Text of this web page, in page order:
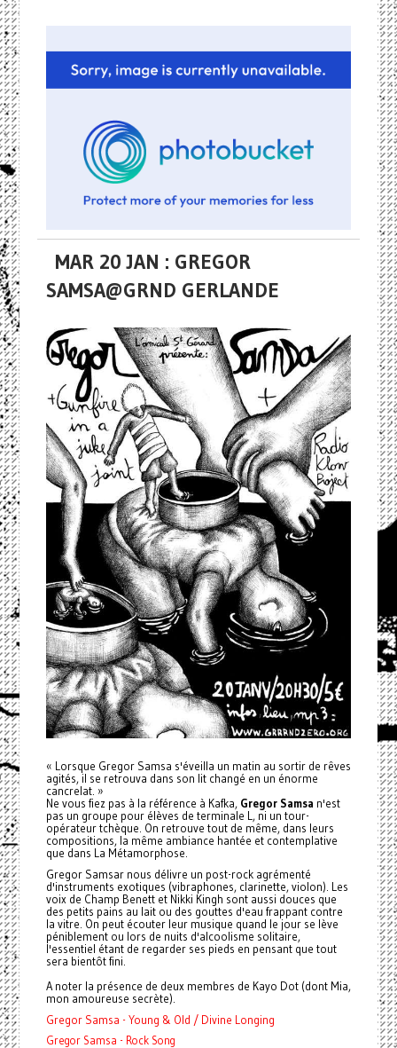
MAR 20 JAN : GREGOR
SAMSA@GRND GERLANDE
« Lorsque GregorSamsa s'éveilla un matin au sortir de rêves
agités, il se retrouva dans son lit changé en un énorme
cancrelat. »
Ne vous fiez pas à la référence à Kafka, GregorSamsa n'est
pas un groupe pour élèves de terminale L, ni un tour-
opérateur tchèque. On retrouve tout de même, dans leurs
compositions, la même ambiance hantée et contemplative
que dans La Métamorphose.
GregorSamsar nous délivre un post-rock agrémenté
d'instruments exotiques (vibraphones, clarinette, violon). Les
voix de Champ Benett et Nikki Kingh sont aussi douces que
des petits pains au lait ou des gouttes d'eau frappant contre
la vitre. On peut écouter leur musique quand le jour se lève
péniblement ou lors de nuits d'alcoolisme solitaire,
l'essentiel étant de regarder ses pieds en pensant que tout
sera bientôt fini.
A noter la présence de deux membres de Kayo Dot (dont Mia,
mon amoureuse secrète).
Gregor Samsa - Young & Old / Divine Longing
Gregor Samsa - Rock Song